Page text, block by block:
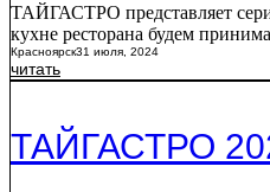
ТАЙГАСТРО представляет
кухне ресторана будем
Красноярск31 июля, 2024
читать
ТАЙГАСТРО